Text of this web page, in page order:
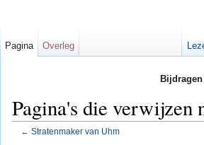
Pagina's die verwijzen
← Stratenmaker van Uhm
Pagina Overleg